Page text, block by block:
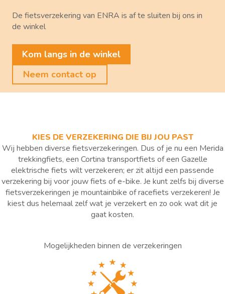
De fietsverzekering van ENRA is af te sluiten bij ons in
de winkel
Kom langs in de winkel
Neem contact op
KIES DE VERZEKERING DIE BIJ JOU PAST
Wij hebben diverse fietsverzekeringen. Dus of je nu een Merida
trekkingfiets, een Cortina transportfiets of een Gazelle
elektrische fiets wilt verzekeren; er zit altijd een passende
verzekering bij voor jouw fiets of e-bike. Je kunt zelfs bij diverse
fietsverzekeringen je mountainbike of racefiets verzekeren! Je
kiest dus helemaal zelf wat je verzekert en zo ook wat dit je
gaat kosten.
Mogelijkheden binnen de verzekeringen